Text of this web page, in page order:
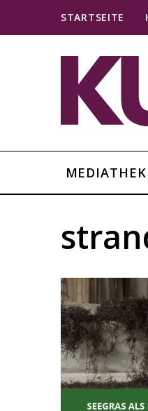
STARTSEITE
MEDIATHEK
S
e
a
r
c
h
f